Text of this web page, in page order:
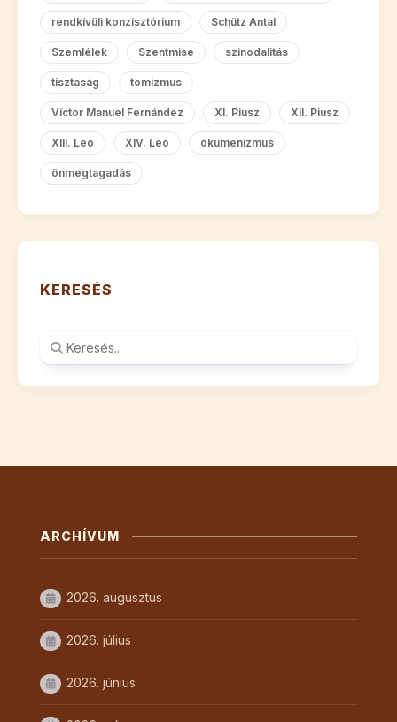
rendkívüli konzisztórium Schütz Antal
Szemlélek Szentmise szinodalitás
tisztaság tomizmus
Víctor Manuel Fernández XI. Piusz XII. Piusz
XIII. Leó XIV. Leó ökumenizmus
önmegtagadás
KERESÉS
ARCHÍVUM
2026. augusztus
2026. július
2026. június